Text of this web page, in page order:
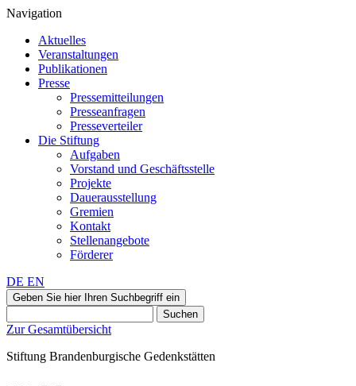
Navigation
Aktuelles
Veranstaltungen
Publikationen
Presse
Pressemitteilungen
Presseanfragen
Presseverteiler
Die Stiftung
Aufgaben
Vorstand und Geschäftsstelle
Projekte
Dauerausstellung
Gremien
Kontakt
Stellenangebote
Förderer
DE EN
Geben Sie hier Ihren Suchbegriff ein
Suchen
Zur Gesamtübersicht
Stiftung Brandenburgische Gedenkstätten